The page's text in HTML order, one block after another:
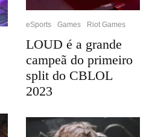
eSports Games Riot Games
LOUD é a grande
campeã do primeiro
split do CBLOL
2023